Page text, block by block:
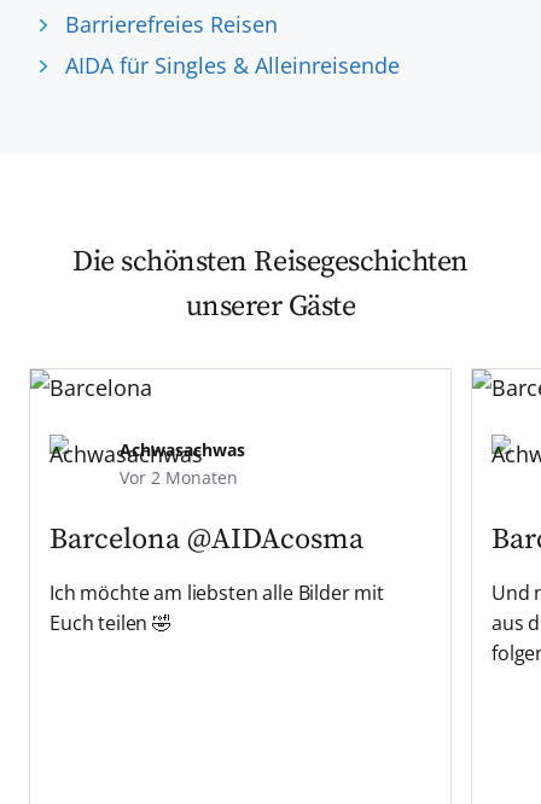
Barrierefreies Reisen
AIDA für Singles & Alleinreisende
Die schönsten Reisegeschichten
unserer Gäste
Achwasachwas
Vor 2 Monaten
Barcelona @AIDAcosma
Ich möchte am liebsten alle Bilder mit
Euch teilen 🤣
Und
aus